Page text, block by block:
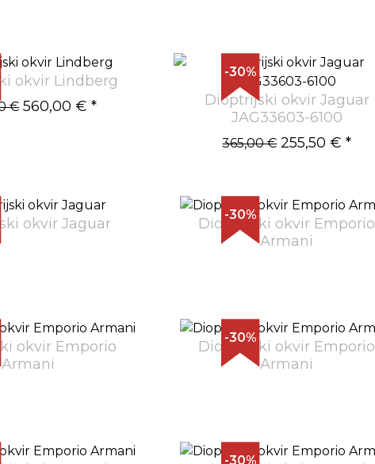
okvir Lindberg
€560,00 € *
-30%
Dioptrijski okvir Jaguar
JAG33603-6100
365,00 €255,50 € *
okvir Jaguar
-30%
Dioptrijski okvir Emporio
Armani
okvir Emporio
Armani
-30%
Dioptrijski okvir Emporio
Armani
-30%